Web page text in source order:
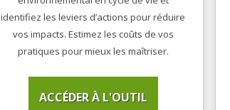
DÉSHERBAGE MÉCANIQUE
DÉSHERBAGE MANUEL
identifiez les leviers d’actions pour réduire
vos impacts. Estimez les coûts de vos
pratiques pour mieux les maîtriser.
ACCÉDER À L'OUTIL